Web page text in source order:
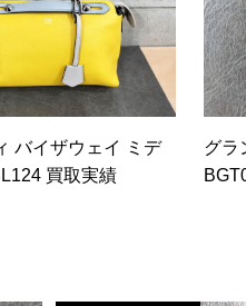
バイザウェイ ミデ
買取実績
グラ